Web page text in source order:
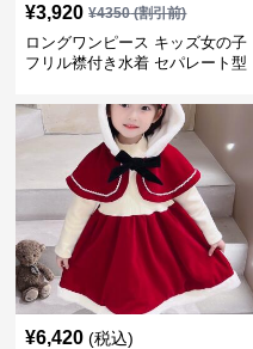
¥3,920 ¥4350(割引前)
ロングワンピース キッズ女の子
フリル襟付き水着 セパレート型
¥6,420 (税込)